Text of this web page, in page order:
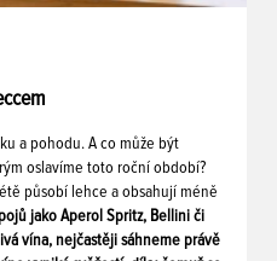
a pohodu. A co může být
oslavíme toto roční období?
působí lehce a obsahují méně
jako Aperol Spritz, Bellini či
vína, nejčastěji sáhneme právě